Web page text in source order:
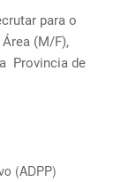
para o
(M/F),
Provincia de
(ADPP)